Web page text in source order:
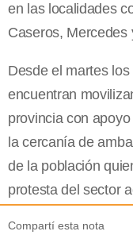
en las localidades
Caseros, Mercedes
Desde el martes
encuentran
provincia con
la cercanía de
de la población
protesta del sector
Compartí esta nota